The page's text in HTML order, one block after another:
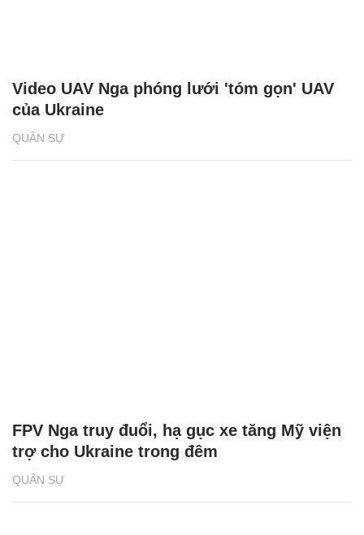
QUÂN SỰ
Video UAV Nga phóng lưới 'tóm gọn' UAV
của Ukraine
QUÂN SỰ
FPV Nga truy đuổi, hạ gục xe tăng Mỹ viện
trợ cho Ukraine trong đêm